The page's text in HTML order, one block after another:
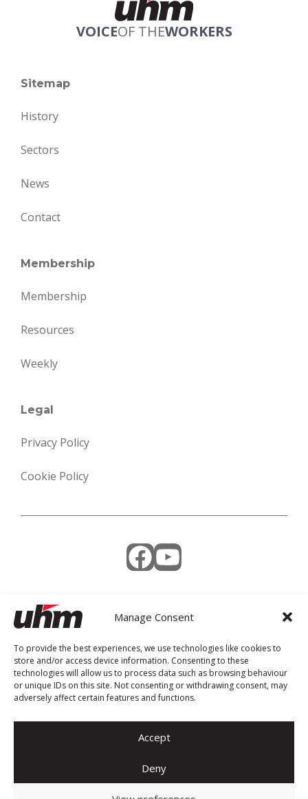
Manage Consent
To provide the best experiences, we use technologies like cookies to
store and/or access device information. Consenting to these
technologies will allow us to process data such as browsing behaviour
or unique IDs on this site. Not consenting or withdrawing consent, may
adversely affect certain features and functions.
Accept
Deny
VOICEOF THEWORKERS
Sitemap
History
Sectors
News
Contact
Membership
Membership
Resources
Weekly
Legal
Privacy Policy
Cookie Policy
Facebook
YouTube
Weekly Newsletter
© 2026 UHM. All rights reserved.
Concept Stadium| Crafting Web Solutions